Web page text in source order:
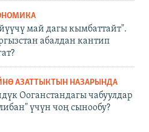
май дагы кымбаттайт".
абалдан кантип
АЗАТТЫКТЫН НАЗАРЫНДА
Ооганстандагы чабуулдар
үчүн чоң сынообу?